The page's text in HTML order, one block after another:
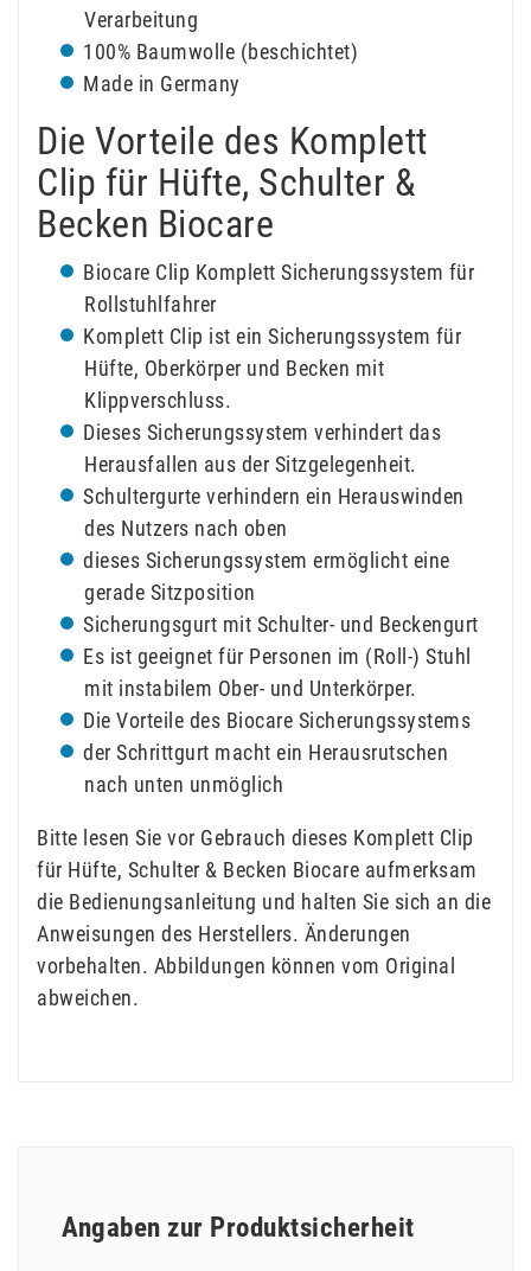
Verarbeitung
100% Baumwolle (beschichtet)
Made in Germany
Die Vorteile des Komplett
Clip für Hüfte, Schulter &
Becken Biocare
Biocare Clip Komplett Sicherungssystem für
Rollstuhlfahrer
Komplett Clip ist ein Sicherungssystem für
Hüfte, Oberkörper und Becken mit
Klippverschluss.
Dieses Sicherungssystem verhindert das
Herausfallen aus der Sitzgelegenheit.
Schultergurte verhindern ein Herauswinden
des Nutzers nach oben
dieses Sicherungssystem ermöglicht eine
gerade Sitzposition
Sicherungsgurt mit Schulter- und Beckengurt
Es ist geeignet für Personen im (Roll-) Stuhl
mit instabilem Ober- und Unterkörper.
Die Vorteile des Biocare Sicherungssystems
der Schrittgurt macht ein Herausrutschen
nach unten unmöglich
Bitte lesen Sie vor Gebrauch dieses Komplett Clip
für Hüfte, Schulter & Becken Biocare aufmerksam
die Bedienungsanleitung und halten Sie sich an die
Anweisungen des Herstellers. Änderungen
vorbehalten. Abbildungen können vom Original
abweichen.
Angaben zur Produktsicherheit